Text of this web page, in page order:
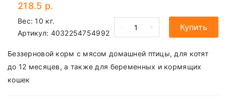
218.5 р.
Вес: 10 кг.
Артикул: 4032254754992
- + Купить
Беззерновой корм с мясом домашней птицы, для котят
до 12 месяцев, а также для беременных и кормящих
кошек